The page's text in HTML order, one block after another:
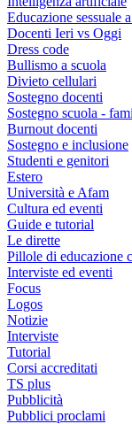
Educazione sessuale
Docenti Ieri vs Oggi
Dress code
Bullismo a scuola
Divieto cellulari
Sostegno docenti
Sostegno scuola -
Burnout docenti
Sostegno e inclusione
Studenti e genitori
Estero
Università e Afam
Cultura ed eventi
Guide e tutorial
Le dirette
Pillole di educazione
Interviste ed eventi
Focus
Logos
Notizie
Interviste
Tutorial
Corsi accreditati
TS plus
Pubblicità
Pubblici proclami